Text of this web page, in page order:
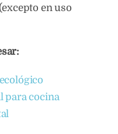
en uso
para cocina